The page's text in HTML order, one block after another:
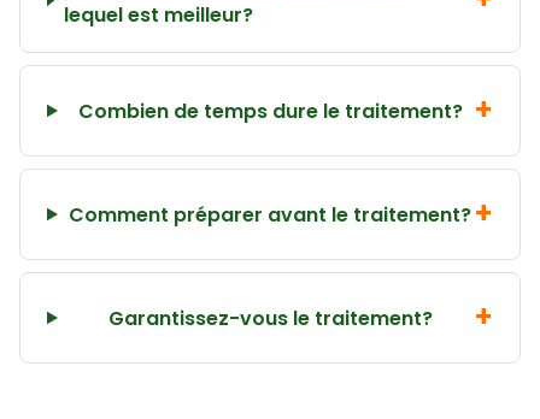
lequel est meilleur?
Combien de temps dure le traitement?
Comment préparer avant le traitement?
Garantissez-vous le traitement?